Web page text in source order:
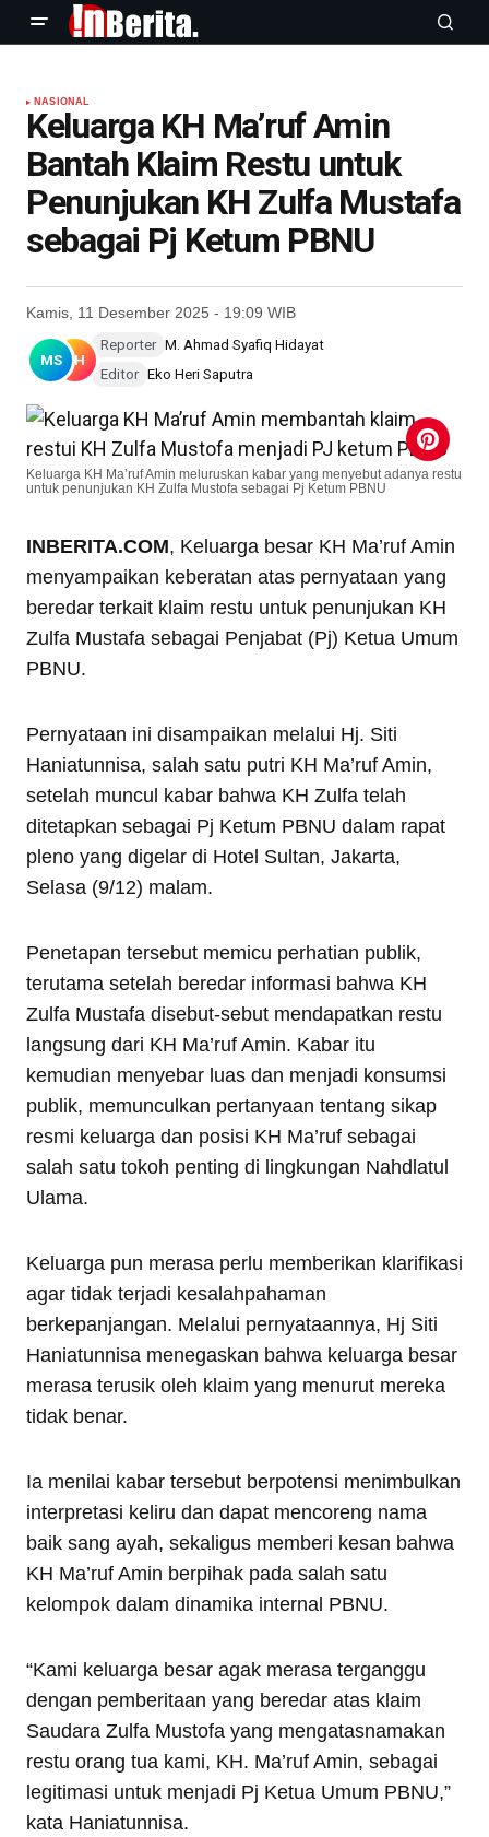
NASIONAL
Keluarga KH Ma’ruf Amin
Bantah Klaim Restu untuk
Penunjukan KH Zulfa Mustafa
sebagai Pj Ketum PBNU
Kamis, 11 Desember 2025 - 19:09 WIB
MS EH
Reporter M. Ahmad Syafiq Hidayat
Editor Eko Heri Saputra
Keluarga KH Ma’ruf Amin meluruskan kabar yang menyebut adanya restu
untuk penunjukan KH Zulfa Mustofa sebagai Pj Ketum PBNU
INBERITA.COM, Keluarga besar KH Ma’ruf Amin
menyampaikan keberatan atas pernyataan yang
beredar terkait klaim restu untuk penunjukan KH
Zulfa Mustafa sebagai Penjabat (Pj) Ketua Umum
PBNU.
Pernyataan ini disampaikan melalui Hj. Siti
Haniatunnisa, salah satu putri KH Ma’ruf Amin,
setelah muncul kabar bahwa KH Zulfa telah
ditetapkan sebagai Pj Ketum PBNU dalam rapat
pleno yang digelar di Hotel Sultan, Jakarta,
Selasa (9/12) malam.
Penetapan tersebut memicu perhatian publik,
terutama setelah beredar informasi bahwa KH
Zulfa Mustafa disebut-sebut mendapatkan restu
langsung dari KH Ma’ruf Amin. Kabar itu
kemudian menyebar luas dan menjadi konsumsi
publik, memunculkan pertanyaan tentang sikap
resmi keluarga dan posisi KH Ma’ruf sebagai
salah satu tokoh penting di lingkungan Nahdlatul
Ulama.
Keluarga pun merasa perlu memberikan klarifikasi
agar tidak terjadi kesalahpahaman
berkepanjangan. Melalui pernyataannya, Hj Siti
Haniatunnisa menegaskan bahwa keluarga besar
merasa terusik oleh klaim yang menurut mereka
tidak benar.
Ia menilai kabar tersebut berpotensi menimbulkan
interpretasi keliru dan dapat mencoreng nama
baik sang ayah, sekaligus memberi kesan bahwa
KH Ma’ruf Amin berpihak pada salah satu
kelompok dalam dinamika internal PBNU.
“Kami keluarga besar agak merasa terganggu
dengan pemberitaan yang beredar atas klaim
Saudara Zulfa Mustofa yang mengatasnamakan
restu orang tua kami, KH. Ma’ruf Amin, sebagai
legitimasi untuk menjadi Pj Ketua Umum PBNU,”
kata Haniatunnisa.